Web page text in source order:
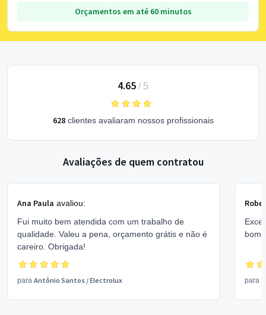
Orçamentos em até 60 minutos
4.65 / 5
628clientes avaliaram nossos profissionais
Avaliações de quem contratou
Ana Paula avaliou:
Fui muito bem atendida com um trabalho de
qualidade. Valeu a pena, orçamento grátis e não é
careiro. Obrigada!
para Antônio Santos /Electrolux
bom
para